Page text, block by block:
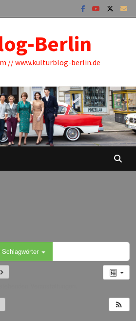
Berlin
// www.kulturblog-berlin.de
Schlagwörter